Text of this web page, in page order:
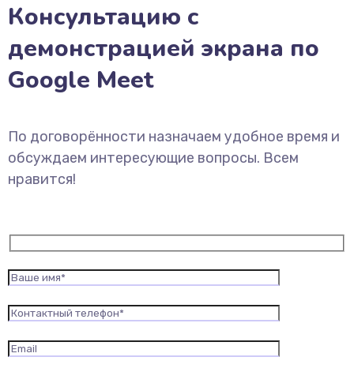
Консультацию с
демонстрацией экрана по
Google Meet
По договорённости назначаем удобное время и
обсуждаем интересующие вопросы. Всем
нравится!